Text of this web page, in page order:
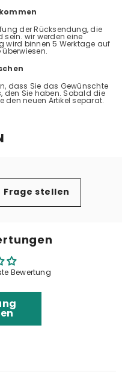
der Rücksendung, die
sein. wir werden eine
wird binnen 5 Werktage auf
dass Sie das Gewünschte
den Sie haben. Sobald die
den neuen Artikel separat.
Frage stellen
Bewertung